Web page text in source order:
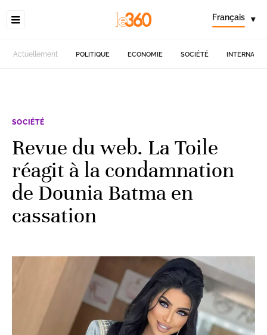
Français ▾
Actuellement POLITIQUE ECONOMIE SOCIÉTÉ
SOCIÉTÉ
Revue du web. La Toile
réagit à la condamnation
de Dounia Batma en
cassation